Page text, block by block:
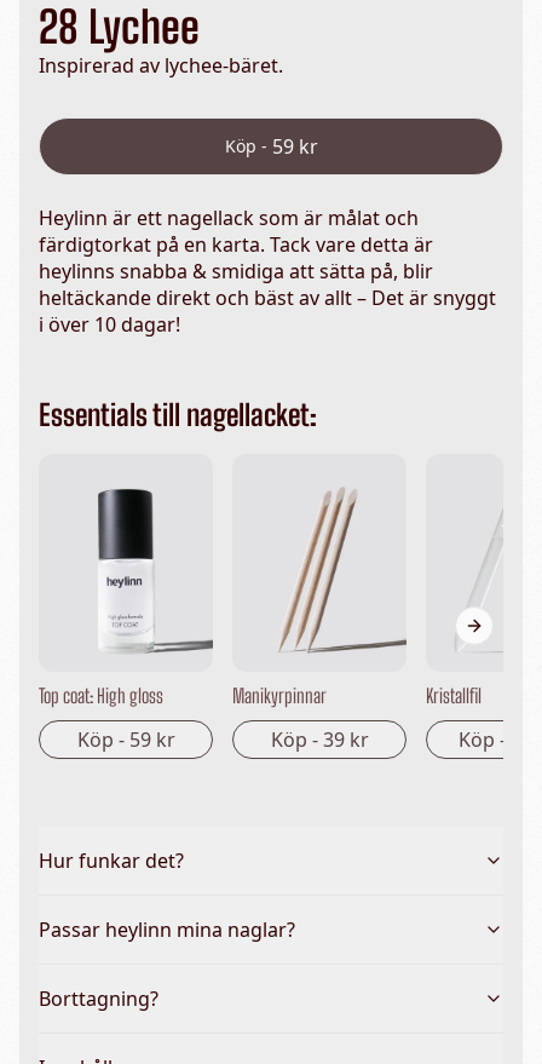
28 Lychee
Inspirerad av lychee-bäret.
Köp - 59 kr
Heylinn är ett nagellack som är målat och
färdigtorkat på en karta. Tack vare detta är
heylinns snabba & smidiga att sätta på, blir
heltäckande direkt och bäst av allt – Det är snyggt
i över 10 dagar!
Essentials till nagellacket:
Top coat: High gloss
Köp - 59 kr
Manikyrpinnar
Köp -39 kr
Kristallfil
Köp -
Next
Hur funkar det?
Passar heylinn mina naglar?
Borttagning?